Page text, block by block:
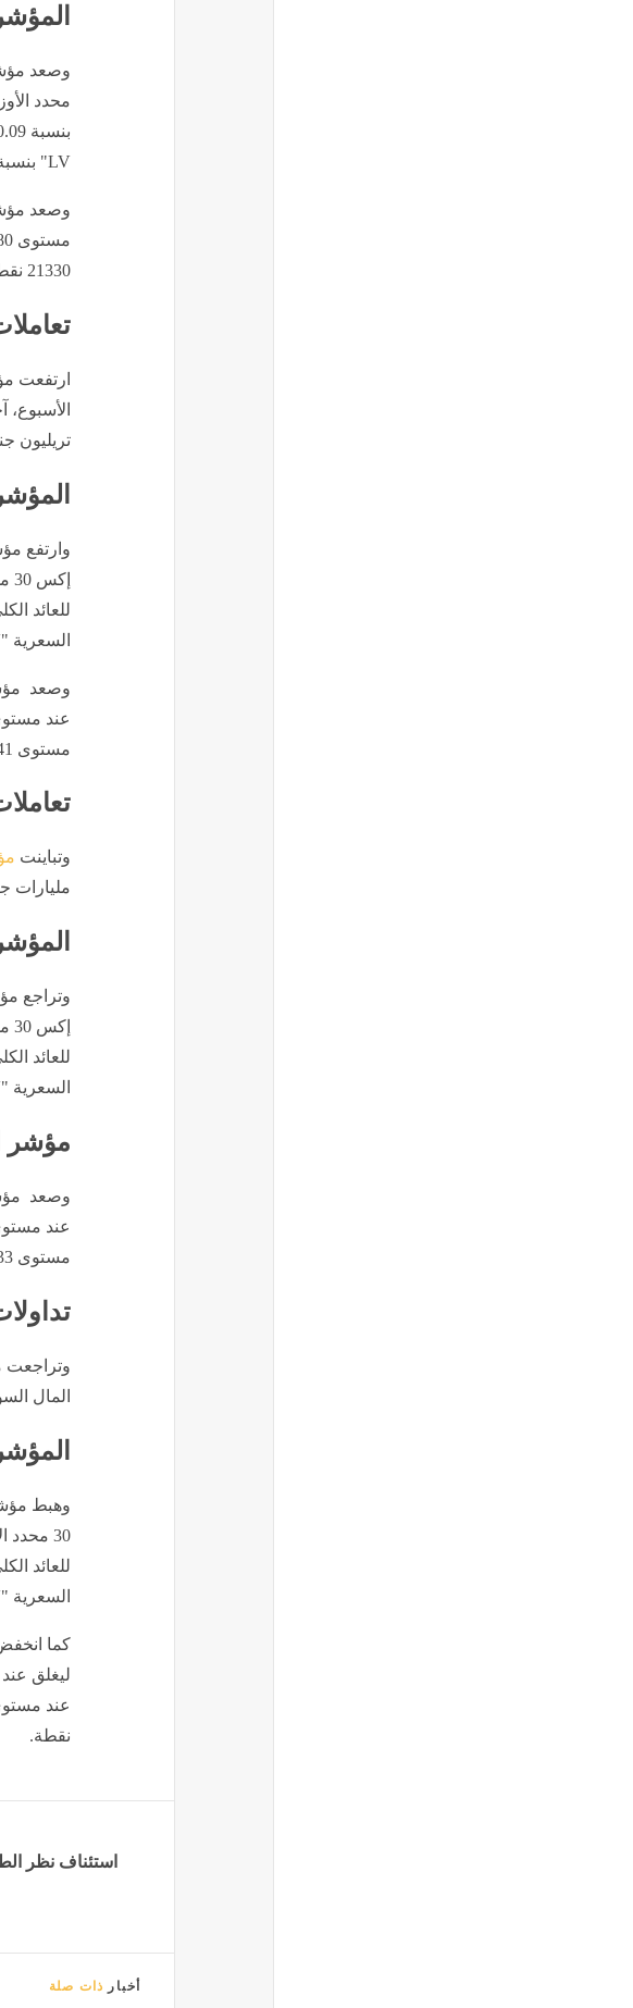
LV" بنسبة 0.38% عند مستوى 5939 نقطة.
21330 نقطة، وارتفع مؤشر الشريعة الإسلامية بنسبة 0.23% عند مستوى 5707 نقطة.
ارتفعت
تريليون
السعرية "EGX35-LV" بنسبة 1.53% ليغلق عند مستوى 5916 نقطة.
مستوى 21141 نقطة، وارتفع مؤشر الشريعة الإسلامية بنسبة 2.06% ليغلق عند مستوى 5694 نقطة
وتباينت
مليارات جنيه
السعرية "EGX35-LV" بنسبة 0.69% ليغلق عند مستوى 5827 نقطة.
مؤشر
مستوى 20733 نقطة، وارتفع مؤشر الشريعة الإسلامية بنسبة 0.15% ليغلق عند مستوى 5579 نقطة.
المال السوقي 83 مليار جنيه، بضغط مبيعات العرب والأجانب،
السعرية "EGX35-LV" بنسبة 2.94% ليغلق عند مستوى 5787 نقطة.
نقطة.
استئناف نظر
أخبار ذات صلة